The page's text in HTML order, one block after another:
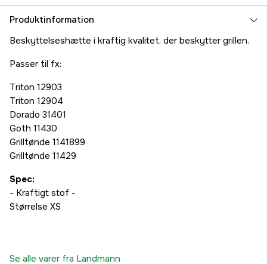
Produktinformation
Beskyttelseshætte i kraftig kvalitet, der beskytter grillen.
Passer til fx:
Triton 12903
Triton 12904
Dorado 31401
Goth 11430
Grilltønde 1141899
Grilltønde 11429
Spec:
- Kraftigt stof -
Størrelse XS
Se alle varer fra Landmann